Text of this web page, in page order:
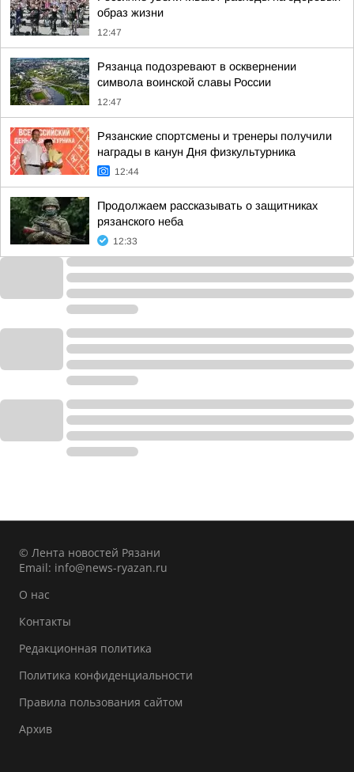
образ жизни
12:47
Рязанца подозревают в осквернении
символа воинской славы России
12:47
Рязанские спортсмены и тренеры получили
награды в канун Дня физкультурника
12:44
Продолжаем рассказывать о защитниках
рязанского неба
12:33
© Лента новостей Рязани
Email: info@news-ryazan.ru
О нас
Контакты
Редакционная политика
Политика конфиденциальности
Правила пользования сайтом
Архив